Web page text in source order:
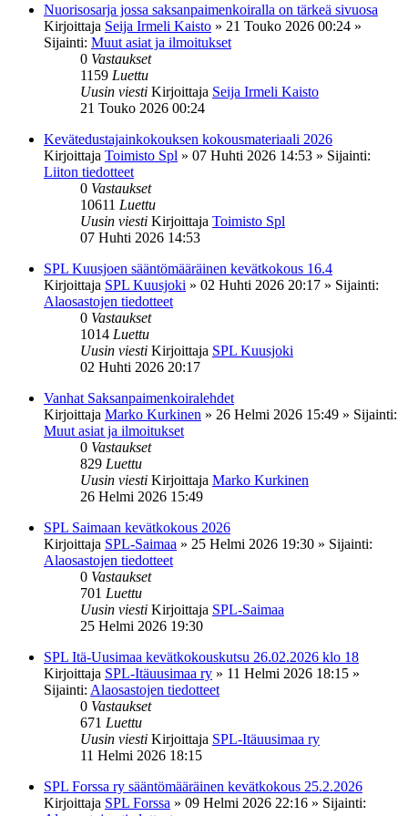
Nuorisosarja jossa saksanpaimenkoiralla on tärkeä sivuosa
Kirjoittaja Seija Irmeli Kaisto » 21 Touko 2026 00:24 »
Sijainti: Muut asiat ja ilmoitukset
0 Vastaukset
1159 Luettu
Uusin viesti Kirjoittaja Seija Irmeli Kaisto
21 Touko 2026 00:24
Kevätedustajainkokouksen kokousmateriaali 2026
Kirjoittaja Toimisto Spl » 07 Huhti 2026 14:53 » Sijainti:
Liiton tiedotteet
0 Vastaukset
10611 Luettu
Uusin viesti Kirjoittaja Toimisto Spl
07 Huhti 2026 14:53
SPL Kuusjoen sääntömääräinen kevätkokous 16.4
Kirjoittaja SPL Kuusjoki » 02 Huhti 2026 20:17 » Sijainti:
Alaosastojen tiedotteet
0 Vastaukset
1014 Luettu
Uusin viesti Kirjoittaja SPL Kuusjoki
02 Huhti 2026 20:17
Vanhat Saksanpaimenkoiralehdet
Kirjoittaja Marko Kurkinen » 26 Helmi 2026 15:49 » Sijainti:
Muut asiat ja ilmoitukset
0 Vastaukset
829 Luettu
Uusin viesti Kirjoittaja Marko Kurkinen
26 Helmi 2026 15:49
SPL Saimaan kevätkokous 2026
Kirjoittaja SPL-Saimaa » 25 Helmi 2026 19:30 » Sijainti:
Alaosastojen tiedotteet
0 Vastaukset
701 Luettu
Uusin viesti Kirjoittaja SPL-Saimaa
25 Helmi 2026 19:30
SPL Itä-Uusimaa kevätkokouskutsu 26.02.2026 klo 18
Kirjoittaja SPL-Itäuusimaa ry » 11 Helmi 2026 18:15 »
Sijainti: Alaosastojen tiedotteet
0 Vastaukset
671 Luettu
Uusin viesti Kirjoittaja SPL-Itäuusimaa ry
11 Helmi 2026 18:15
SPL Forssa ry sääntömääräinen kevätkokous 25.2.2026
Kirjoittaja SPL Forssa » 09 Helmi 2026 22:16 » Sijainti: